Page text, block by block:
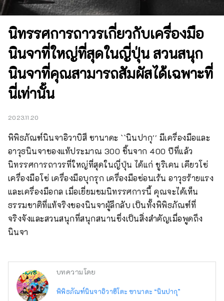
นิทรรศการถาวรเกี่ยวกับเครื่องมือ
นินจาที่ใหญ่ที่สุดในญี่ปุ่น สวนสนุก
นินจาที่คุณสามารถสัมผัสได้เฉพาะที่
นี่เท่านั้น
2023.11.20
พิพิธภัณฑ์นินจาอิวาบิสึ ซานาดะ ``นินปากุ'' มีเครื่องมือและ
อาวุธนินจาของแท้ประมาณ 300 ชิ้นจาก 400 ปีที่แล้ว
นิทรรศการถาวรที่ใหญ่ที่สุดในญี่ปุ่น ได้แก่ ชูริเคน เคียวโซ่
เครื่องมือโซ่ เครื่องมือบุกรุก เครื่องมือซ่อนเร้น อาวุธร้ายแรง
และเครื่องมือกล เมื่อเยี่ยมชมนิทรรศการนี้ คุณจะได้เห็น
ธรรมชาติที่แท้จริงของนินจาผู้ลึกลับ เป็นทั้งพิพิธภัณฑ์ที่
จริงจังและสวนสนุกที่สนุกสนานซึ่งเป็นสิ่งสำคัญเมื่อพูดถึง
นินจา
บทความโดย
พิพิธภัณฑ์นินจาอิวาฮิโตะ ซานาดะ “นินปากุ”